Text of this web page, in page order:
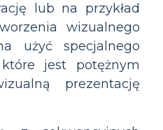
lub na przykład
wizualnego
użyć specjalnego
jest potężnym
prezentację